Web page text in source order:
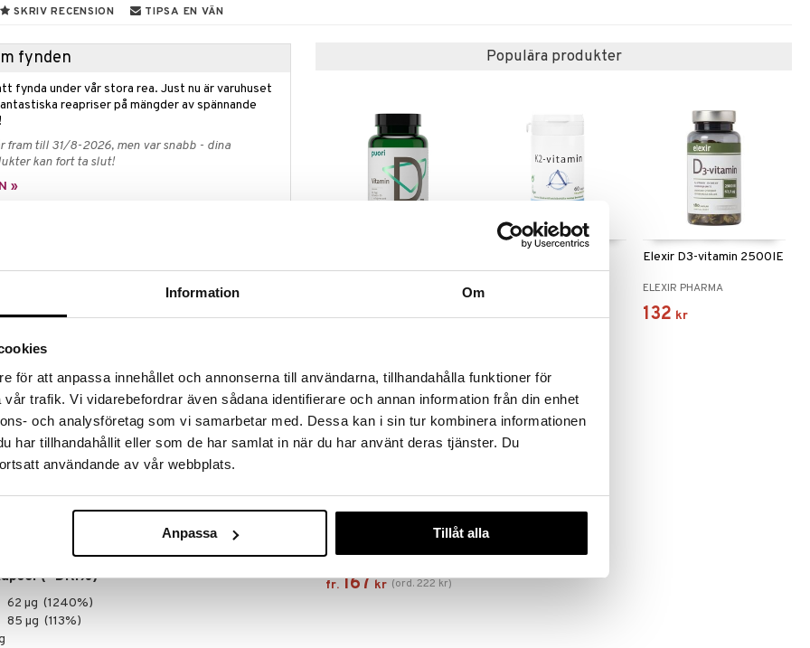
Information Om
för att anpassa innehållet och annonserna till användarna, tillhandahålla funktioner för
trafik. Vi vidarebefordrar även sådana identifierare och annan information från din enhet
och analysföretag som vi samarbetar med. Dessa kan i sin tur kombinera informationen
har tillhandahållit eller som de har samlat in när du har använt deras tjänster. Du
användande av vår webbplats.
Anpassa Tillåt alla
SKRIV RECENSION TIPSA EN VÄN
fynden
fynda under vår stora rea. Just nu är varuhuset
reapriser på mängder av spännande
fram till 31/8-2026, men var snabb - dina
kan fort ta slut!
»
normala funktion, samt bidrar till att bibehålla
daglig dos bör inte överskridas. Kosttillskott
till en varierad kost. Förvaras utom räckhåll för små
kolekalciferol, fyllnadsmedel
(*DRI%)
62 µg (1240%)
85 µg (113%)
Populära produkter
119 kr
HELHETSHÄLSA
160 kr
Elexir D3-vitamin 2500IE
ELEXIR PHARMA
132 kr
Finns i flera varianter
Alpha Plus D3-vitamin
ALPHA PLUS
fr. 167 kr (ord.222 kr)
kampanj -25%